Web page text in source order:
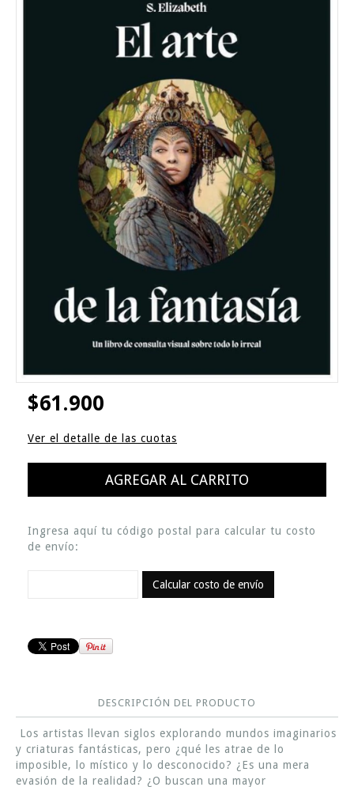
$61.900
Ver el detalle de las cuotas
Ingresa aquí tu código postal para calcular tu costo
de envío:
Calcular costo de envío
DESCRIPCIÓN DEL PRODUCTO
Los artistas llevan siglos explorando mundos imaginarios
y criaturas fantásticas, pero ¿qué les atrae de lo
imposible, lo místico y lo desconocido? ¿Es una mera
evasión de la realidad? ¿O buscan una mayor